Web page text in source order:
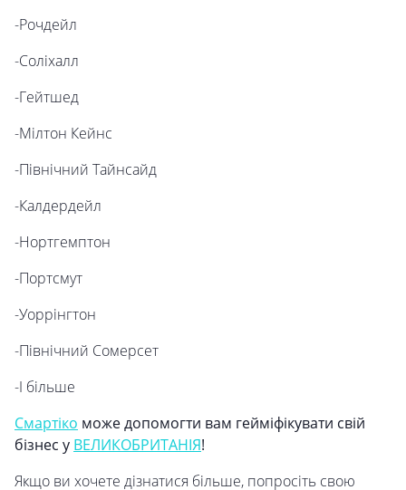
-Рочдейл
-Соліхалл
-Гейтшед
-Мілтон Кейнс
-Північний Тайнсайд
-Калдердейл
-Нортгемптон
-Портсмут
-Уоррінгтон
-Північний Сомерсет
-І більше
Смартіко може допомогти вам гейміфікувати свій
бізнес у ВЕЛИКОБРИТАНІЯ!
Якщо ви хочете дізнатися більше, попросіть свою